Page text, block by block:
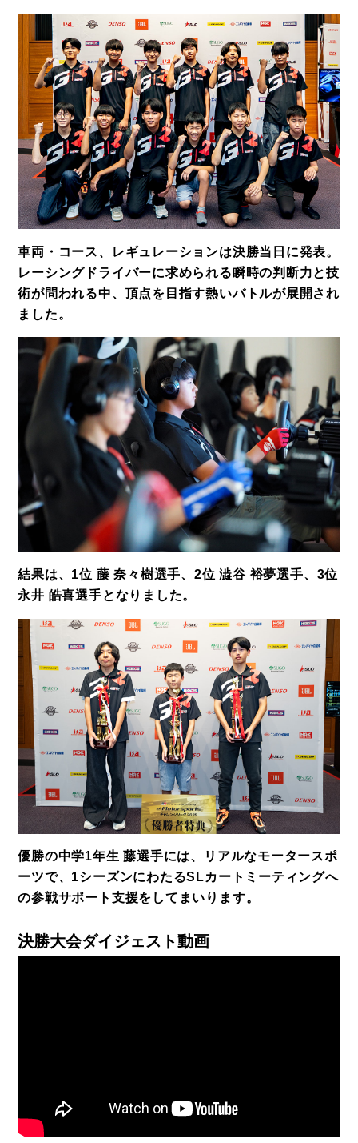
車両・コース、レギュレーションは決勝当日に発表。
レーシングドライバーに求められる瞬時の判断力と技
術が問われる中、頂点を目指す熱いバトルが展開され
ました。
結果は、1位 藤 奈々樹選手、2位 澁谷 裕夢選手、3位
永井 皓喜選手となりました。
優勝の中学1年生 藤選手には、リアルなモータースポ
ーツで、1シーズンにわたるSLカートミーティングへ
の参戦サポート支援をしてまいります。
決勝大会ダイジェスト動画